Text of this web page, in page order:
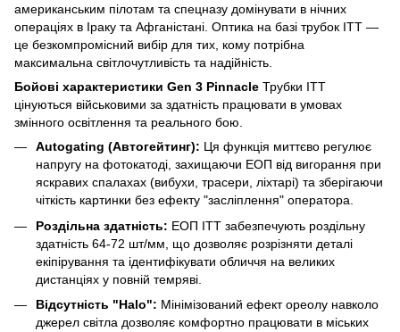
американським пілотам та спецназу домінувати в нічних
операціях в Іраку та Афганістані. Оптика на базі трубок ITT —
це безкомпромісний вибір для тих, кому потрібна
максимальна світлочутливість та надійність.
Бойові характеристики Gen 3 Pinnacle Трубки ITT
цінуються військовими за здатність працювати в умовах
змінного освітлення та реального бою.
Autogating (Автогейтинг): Ця функція миттєво регулює
напругу на фотокатоді, захищаючи ЕОП від вигорання при
яскравих спалахах (вибухи, трасери, ліхтарі) та зберігаючи
чіткість картинки без ефекту "засліплення" оператора.
Роздільна здатність: ЕОП ITT забезпечують роздільну
здатність 64-72 шт/мм, що дозволяє розрізняти деталі
екіпірування та ідентифікувати обличчя на великих
дистанціях у повній темряві.
Відсутність "Halo": Мінімізований ефект ореолу навколо
джерел світла дозволяє комфортно працювати в міських